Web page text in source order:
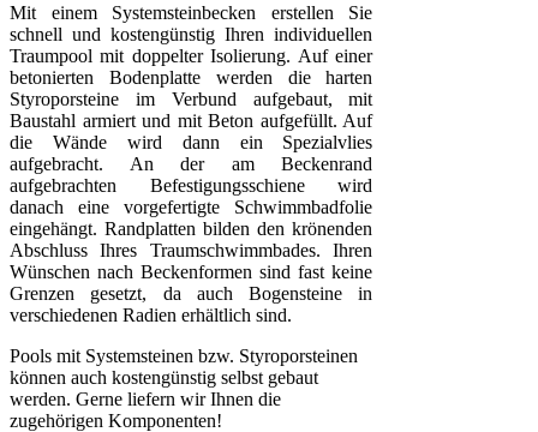
Mit einem Systemsteinbecken erstellen Sie
schnell und kostengünstig Ihren individuellen
Traumpool mit doppelter Isolierung. Auf einer
betonierten Bodenplatte werden die harten
Styroporsteine im Verbund aufgebaut, mit
Baustahl armiert und mit Beton aufgefüllt. Auf
die Wände wird dann ein Spezialvlies
aufgebracht. An der am Beckenrand
aufgebrachten Befestigungsschiene wird
danach eine vorgefertigte Schwimmbadfolie
eingehängt. Randplatten bilden den krönenden
Abschluss Ihres Traumschwimmbades. Ihren
Wünschen nach Beckenformen sind fast keine
Grenzen gesetzt, da auch Bogensteine in
verschiedenen Radien erhältlich sind.
Pools mit Systemsteinen bzw. Styroporsteinen
können auch kostengünstig selbst gebaut
werden. Gerne liefern wir Ihnen die
zugehörigen Komponenten!